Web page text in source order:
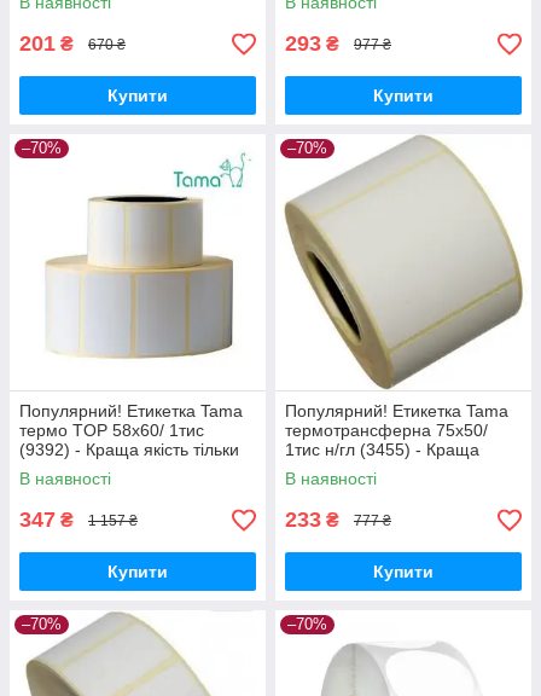
201 ₴ 670 ₴
Купити
293 ₴ 977 ₴
Купити
–70%
Популярний! Етикетка Tama
термо TOP 58x60/ 1тис
(9392) - Краща якість тільки
на Nukleon.com.ua
В наявності
347 ₴ 1 157 ₴
Купити
–70%
Популярний! Етикетка Tama
термотрансферна 75x50/
1тис н/гл (3455) - Краща
якість тільки на
Nukleon.com.ua
В наявності
233 ₴ 777 ₴
Купити
–70% –70%